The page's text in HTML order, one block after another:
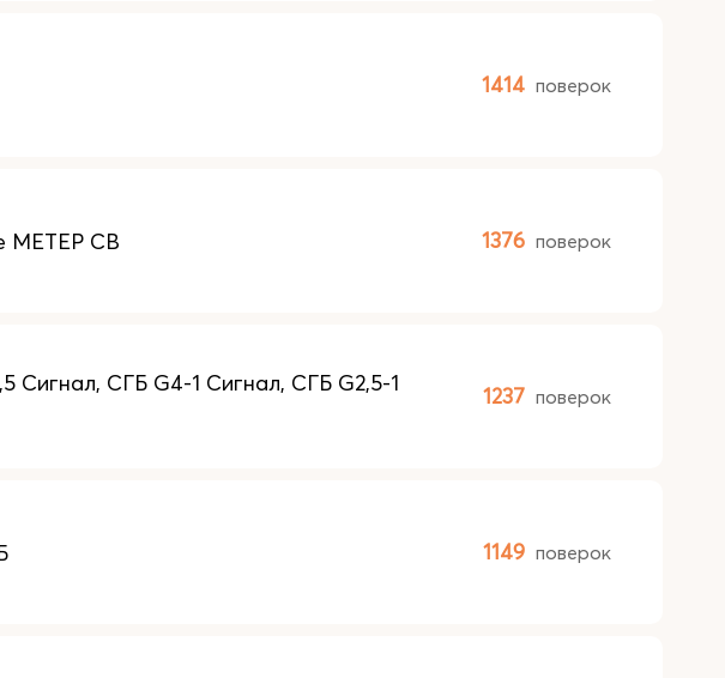
1414 поверок
МЕТЕР СВ 1376 поверок
Сигнал, СГБ G4-1 Сигнал, СГБ G2,5-1
1237 поверок
1149 поверок